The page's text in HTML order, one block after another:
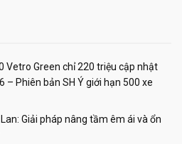
Vetro Green chỉ 220 triệu cập nhật
Phiên bản SH Ý giới hạn 500 xe
Giải pháp nâng tầm êm ái và ổn